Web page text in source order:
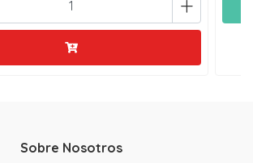
Sobre Nosotros